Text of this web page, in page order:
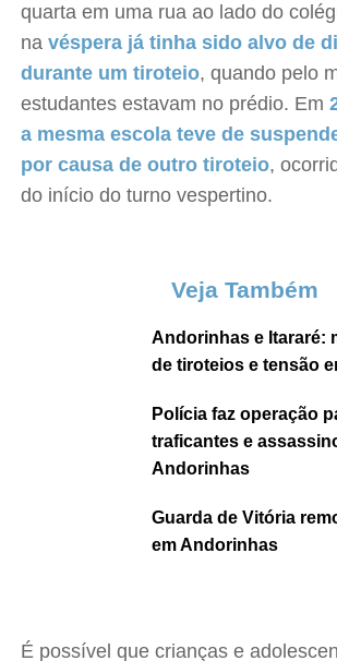
quarta em uma rua ao lado do
navéspera já tinha sido alvo de
durante um tiroteio, quando pelo
estudantes estavam no prédio. Em
a mesma escola teve de
por causa de outro tiroteio,
do início do turno vespertino.
Veja Também
Andorinhas e Itararé:
de tiroteios e tensão
Polícia faz operação
traficantes e
Andorinhas
Guarda de Vitória
em Andorinhas
É possível que crianças e